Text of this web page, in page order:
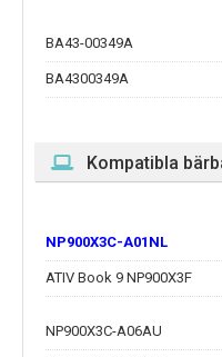
BA43-00349A
BA4300349A
Kompatibla
NP900X3C-A01NL
ATIV Book 9 NP900X3F
NP900X3C-A06AU